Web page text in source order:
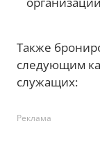
Также
следующим
служащих:
Реклама